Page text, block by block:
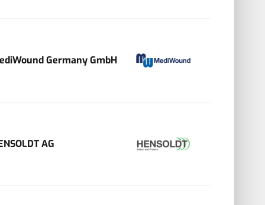
Germany GmbH
AG